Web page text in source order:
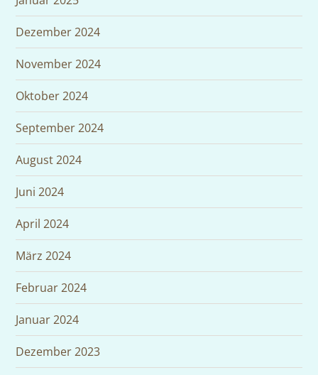
Dezember 2024
November 2024
Oktober 2024
September 2024
August 2024
Juni 2024
April 2024
März 2024
Februar 2024
Januar 2024
Dezember 2023